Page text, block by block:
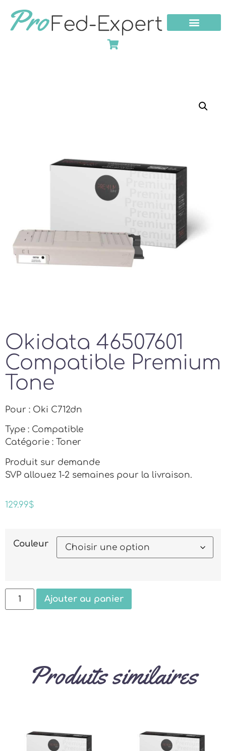
Okidata 46507601
Compatible Premium
Tone
Pour : Oki C712dn
Type : Compatible
Catégorie : Toner
Produit sur demande
SVP allouez 1-2 semaines pour la livraison.
129.99$
Couleur
Ajouter au panier
Produits similaires